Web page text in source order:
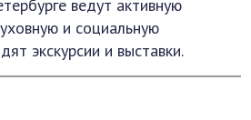
ведут активную
и социальную
экскурсии и выставки.